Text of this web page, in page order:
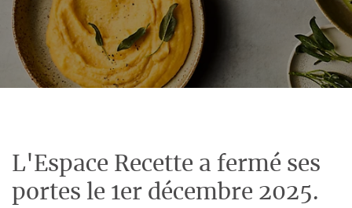
L'Espace Recette a fermé ses
portes le 1er décembre 2025.